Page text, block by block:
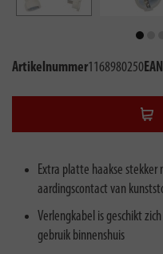
Artikelnummer1168980250EAN
Extra platte haakse
aardingscontact van
Verlengkabel is geschikt
gebruik binnenshuis